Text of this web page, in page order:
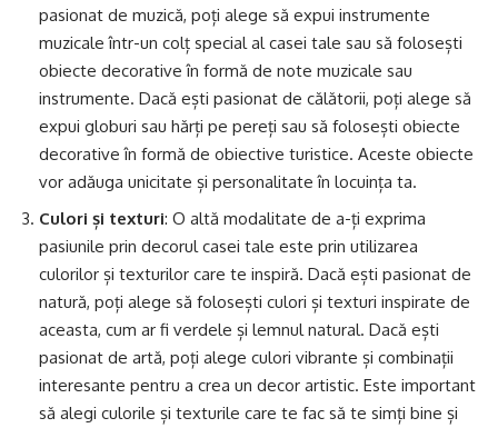
pasionat de muzică, poți alege să expui instrumente
muzicale într-un colț special al casei tale sau să folosești
obiecte decorative în formă de note muzicale sau
instrumente. Dacă ești pasionat de călătorii, poți alege să
expui globuri sau hărți pe pereți sau să folosești obiecte
decorative în formă de obiective turistice. Aceste obiecte
vor adăuga unicitate și personalitate în locuința ta.
Culori și texturi: O altă modalitate de a-ți exprima
pasiunile prin decorul casei tale este prin utilizarea
culorilor și texturilor care te inspiră. Dacă ești pasionat de
natură, poți alege să folosești culori și texturi inspirate de
aceasta, cum ar fi verdele și lemnul natural. Dacă ești
pasionat de artă, poți alege culori vibrante și combinații
interesante pentru a crea un decor artistic. Este important
să alegi culorile și texturile care te fac să te simți bine și